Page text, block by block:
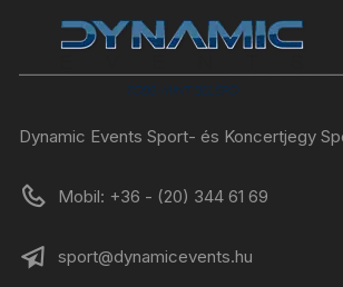
Dynamic Events Sport- és Koncertjegy
Mobil: +36 - (20) 344 61 69
sport@dynamicevents.hu